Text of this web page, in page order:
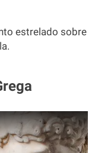
estrelado sobre